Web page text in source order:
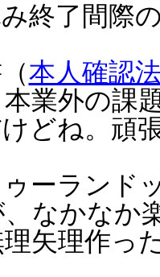
み終了間際
本人確認
業外の課
どね。頑
ーランド
なかなか
矢理作っ